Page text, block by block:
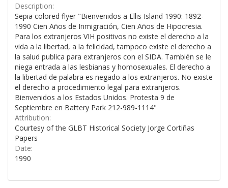
Description:
Sepia colored flyer "Bienvenidos a Ellis Island 1990: 1892-
1990 Cien Años de Inmigración, Cien Años de Hipocresia.
Para los extranjeros VIH positivos no existe el derecho a la
vida a la libertad, a la felicidad, tampoco existe el derecho a
la salud publica para extranjeros con el SIDA. También se le
niega entrada a las lesbianas y homosexuales. El derecho a
la libertad de palabra es negado a los extranjeros. No existe
el derecho a procedimiento legal para extranjeros.
Bienvenidos a los Estados Unidos. Protesta 9 de
Septiembre en Battery Park 212-989-1114"
Attribution:
Courtesy of the GLBT Historical Society Jorge Cortiñas
Papers
Date:
1990